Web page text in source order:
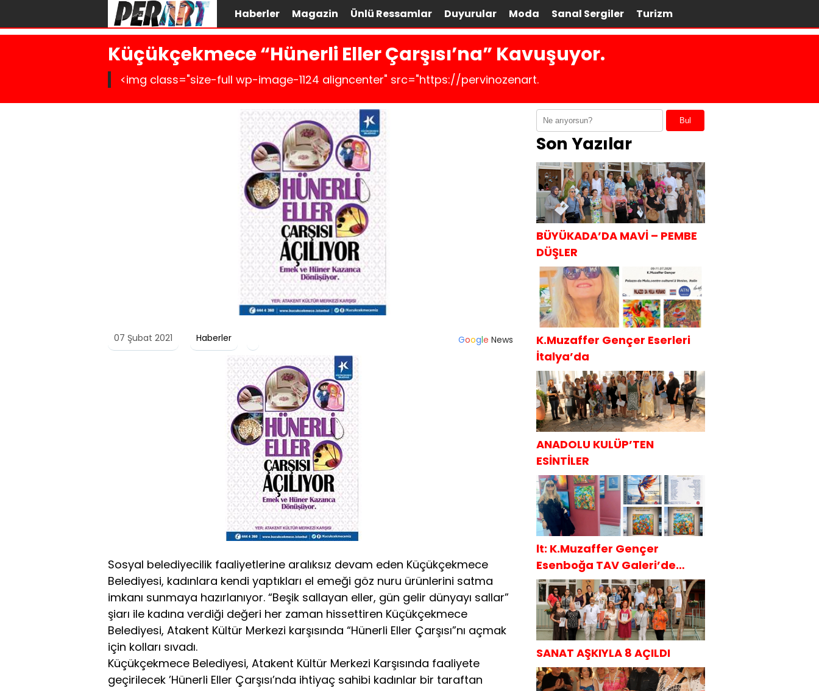
Haberler Magazin Ünlü Ressamlar Duyurular Moda Sanal Sergiler Turizm
Küçükçekmece “Hünerli Eller Çarşısı’na” Kavuşuyor.
<img class="size-full wp-image-1124 aligncenter" src="https://pervinozenart.
07 Şubat 2021 Haberler Google News
Sosyal belediyecilik faaliyetlerine aralıksız devam eden Küçükçekmece
Belediyesi, kadınlara kendi yaptıkları el emeği göz nuru ürünlerini satma
imkanı sunmaya hazırlanıyor. “Beşik sallayan eller, gün gelir dünyayı sallar”
şiarı ile kadına verdiği değeri her zaman hissettiren Küçükçekmece
Belediyesi, Atakent Kültür Merkezi karşısında “Hünerli Eller Çarşısı”nı açmak
için kolları sıvadı.
Küçükçekmece Belediyesi, Atakent Kültür Merkezi Karşısında faaliyete
geçirilecek ’Hünerli Eller Çarşısı’nda ihtiyaç sahibi kadınlar bir taraftan
Bul
Son Yazılar
BÜYÜKADA’DA MAVİ – PEMBE
DÜŞLER
K.Muzaffer Gençer Eserleri
İtalya’da
ANADOLU KULÜP’TEN
ESİNTİLER
lt: K.Muzaffer Gençer
Esenboğa TAV Galeri’de
SAKÜDER İle
SANAT AŞKIYLA 8 AÇILDI